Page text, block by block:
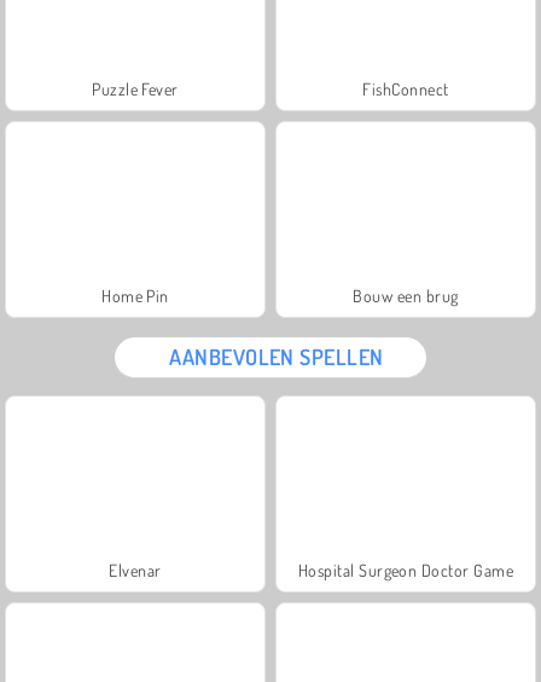
Puzzle Fever FishConnect
Home Pin Bouw een brug
AANBEVOLEN SPELLEN
Elvenar Hospital Surgeon Doctor Game